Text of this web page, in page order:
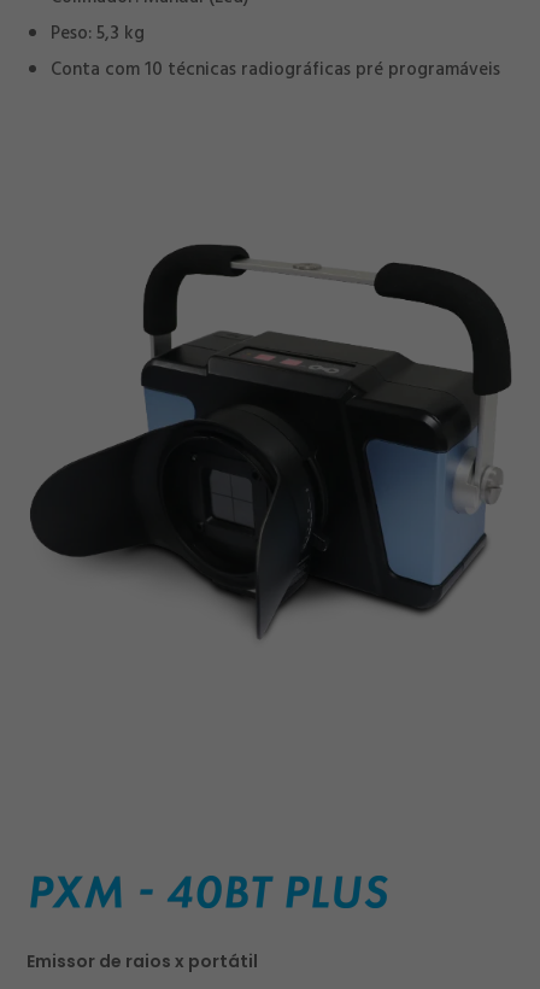
Peso: 5,3 kg
Conta com 10 técnicas radiográficas pré programáveis
Emissor de raios x portátil